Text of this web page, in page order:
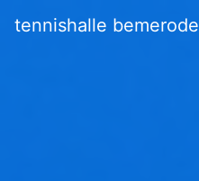
tennishalle bemerode